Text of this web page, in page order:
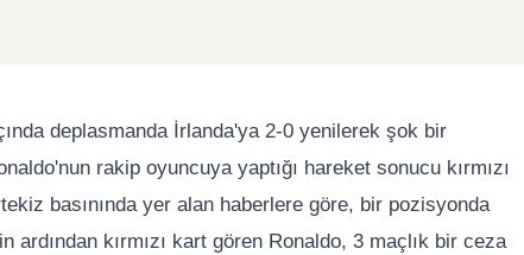
deplasmanda İrlanda'ya 2-0 yenilerek şok bir
rakip oyuncuya yaptığı hareket sonucu kırmızı
basınında yer alan haberlere göre, bir pozisyonda
kırmızı kart gören Ronaldo, 3 maçlık bir ceza